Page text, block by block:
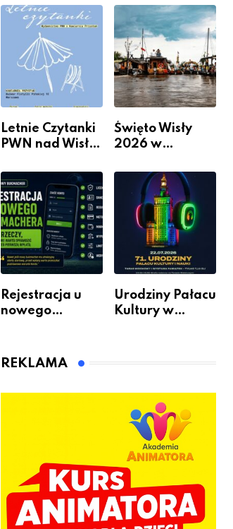
wydarzenia z
dzielnicy
Sposobów Na
Więcej
Przestrzeni Bez
Kosztownego
Remontu
Letnie Czytanki
PWN nad Wisłą.
książką, kawą i
chwilą dla
siebie
Święto Wisły
2026 w
kiedy, gdzie i co
się będzie działo
2 sierpnia
Rejestracja u
nowego
warto
Urodziny Pałacu
Kultury w
REKLAMA